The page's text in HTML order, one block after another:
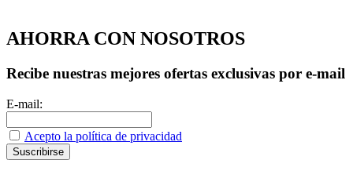
AHORRA CON NOSOTROS
Recibe nuestras mejores ofertas exclusivas por e-mail
E-mail:
Acepto la política de privacidad